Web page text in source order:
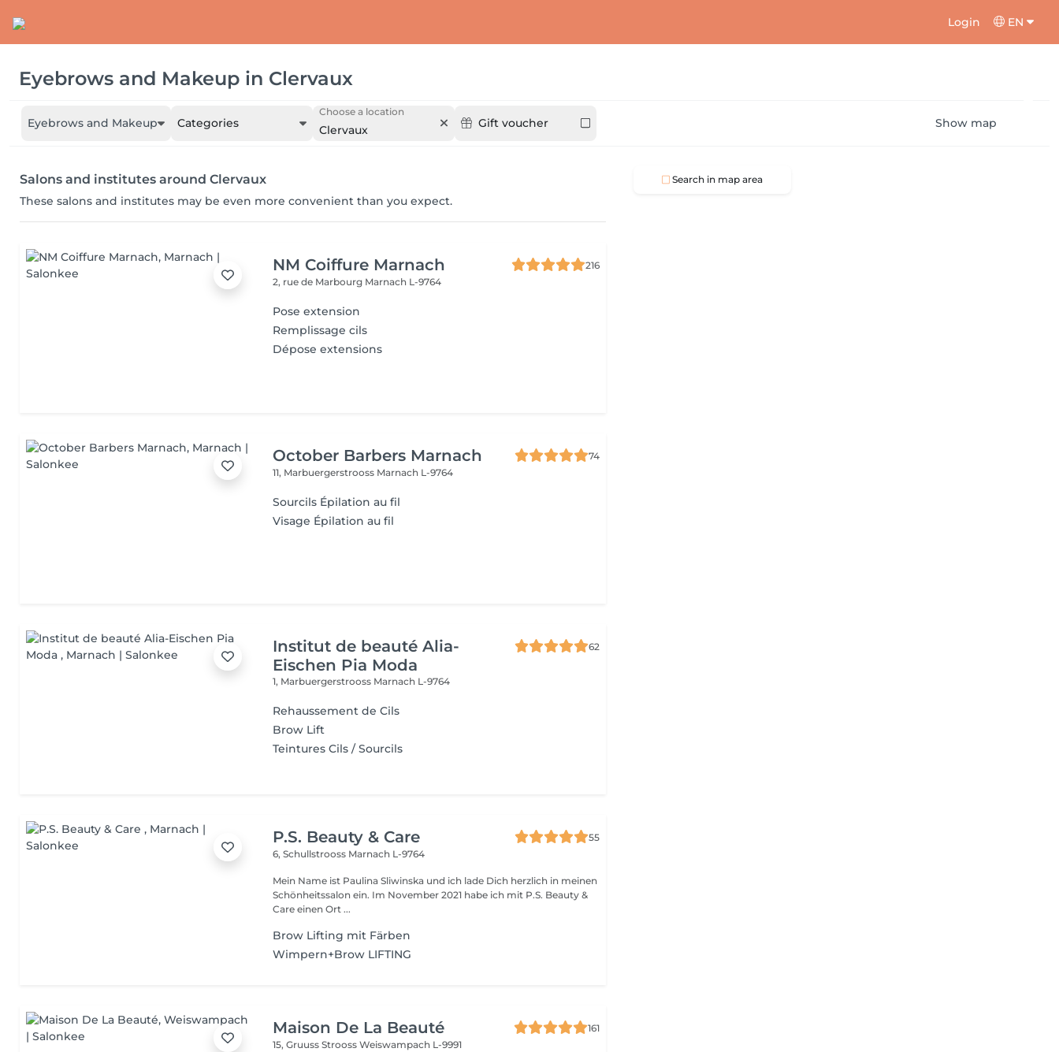
Login EN
Eyebrows and Makeup in Clervaux
Eyebrows and Makeup Categories
Choose a location
Clervaux Gift voucher Show map
Salons and institutes around Clervaux
These salons and institutes may be even more convenient than you expect.
NM Coiffure Marnach
216
2, rue de Marbourg Marnach L-9764
Pose extension
Remplissage cils
Dépose extensions
October Barbers Marnach
74
11, Marbuergerstrooss Marnach L-9764
Sourcils Épilation au fil
Visage Épilation au fil
Institut de beauté Alia-
Eischen Pia Moda
62
1, Marbuergerstrooss Marnach L-9764
Rehaussement de Cils
Brow Lift
Teintures Cils / Sourcils
P.S. Beauty & Care
55
6, Schullstrooss Marnach L-9764
Mein Name ist Paulina Sliwinska und ich lade Dich herzlich in meinen
Schönheitssalon ein. Im November 2021 habe ich mit P.S. Beauty &
Care einen Ort ...
Brow Lifting mit Färben
Wimpern+Brow LIFTING
Maison De La Beauté
161
15, Gruuss StroossWeiswampach L-9991
Search in map area